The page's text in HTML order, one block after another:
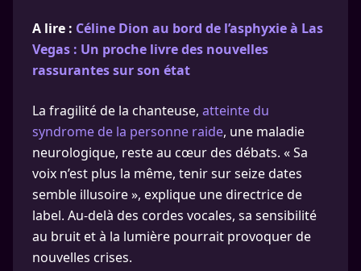
A lire : Céline Dion au bord de l’asphyxie à Las
Vegas : Un proche livre des nouvelles
rassurantes sur son état
La fragilité de la chanteuse, atteinte du
syndrome de la personne raide, une maladie
neurologique, reste au cœur des débats. « Sa
voix n’est plus la même, tenir sur seize dates
semble illusoire », explique une directrice de
label. Au-delà des cordes vocales, sa sensibilité
au bruit et à la lumière pourrait provoquer de
nouvelles crises.